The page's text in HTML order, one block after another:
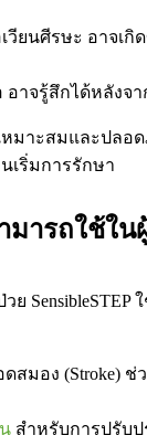
วียนศีรษะ อาจเกิ
อาจรู้สึกได้หลังจา
มาะสมและปลอ
เริ่มการรักษา
ามารถใช้ใ
วย
สมอง (Stroke)
สำหรับการปรับป